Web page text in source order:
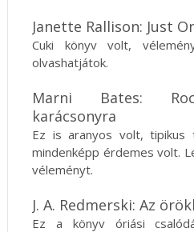
Janette Rallison: Just
Cuki könyv volt,
olvashatjátok.
Marni Bates:
karácsonyra
Ez is aranyos volt,
mindenképp érdemes volt.
véleményt.
J. A. Redmerski: Az
Ez a könyv óriási